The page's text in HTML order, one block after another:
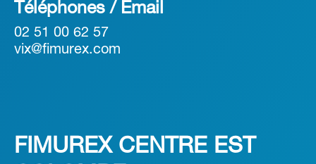
Téléphones / Email
02 51 00 62 57
vix@fimurex.com
FIMUREX CENTRE EST